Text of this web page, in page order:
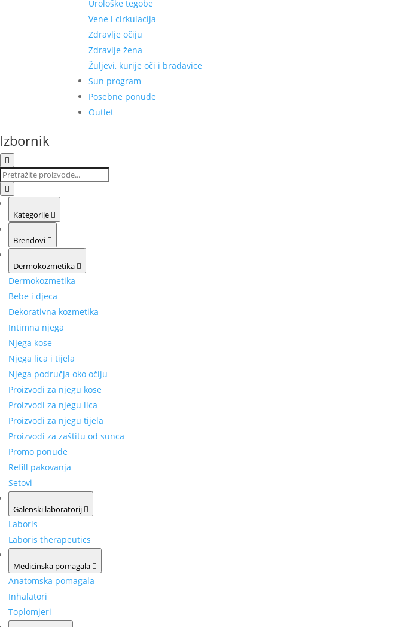
Urološke tegobe
Vene i cirkulacija
Zdravlje očiju
Zdravlje žena
Žuljevi, kurije oči i bradavice
Sun program
Posebne ponude
Outlet
Izbornik
Kategorije
Brendovi
Dermokozmetika
Dermokozmetika
Bebe i djeca
Dekorativna kozmetika
Intimna njega
Njega kose
Njega lica i tijela
Njega područja oko očiju
Proizvodi za njegu kose
Proizvodi za njegu lica
Proizvodi za njegu tijela
Proizvodi za zaštitu od sunca
Promo ponude
Refill pakovanja
Setovi
Galenski laboratorij
Laboris
Laboris therapeutics
Medicinska pomagala
Anatomska pomagala
Inhalatori
Toplomjeri